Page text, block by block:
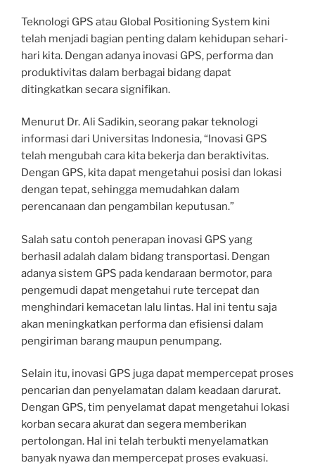
Teknologi GPS atau Global Positioning System kini
telah menjadi bagian penting dalam kehidupan sehari-
hari kita. Dengan adanya inovasi GPS, performa dan
produktivitas dalam berbagai bidang dapat
ditingkatkan secara signifikan.
Menurut Dr. Ali Sadikin, seorang pakar teknologi
informasi dari Universitas Indonesia, “Inovasi GPS
telah mengubah cara kita bekerja dan beraktivitas.
Dengan GPS, kita dapat mengetahui posisi dan lokasi
dengan tepat, sehingga memudahkan dalam
perencanaan dan pengambilan keputusan.”
Salah satu contoh penerapan inovasi GPS yang
berhasil adalah dalam bidang transportasi. Dengan
adanya sistem GPS pada kendaraan bermotor, para
pengemudi dapat mengetahui rute tercepat dan
menghindari kemacetan lalu lintas. Hal ini tentu saja
akan meningkatkan performa dan efisiensi dalam
pengiriman barang maupun penumpang.
Selain itu, inovasi GPS juga dapat mempercepat proses
pencarian dan penyelamatan dalam keadaan darurat.
Dengan GPS, tim penyelamat dapat mengetahui lokasi
korban secara akurat dan segera memberikan
pertolongan. Hal ini telah terbukti menyelamatkan
banyak nyawa dan mempercepat proses evakuasi.